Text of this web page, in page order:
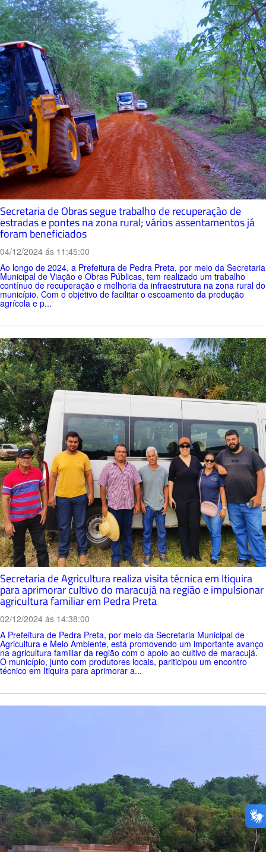
Secretaria de Obras segue trabalho de recuperação de
estradas e pontes na zona rural; vários assentamentos já
foram beneficiados
04/12/2024 ás 11:45:00
Ao longo de 2024, a Prefeitura de Pedra Preta, por meio da Secretaria
Municipal de Viação e Obras Públicas, tem realizado um trabalho
contínuo de recuperação e melhoria da infraestrutura na zona rural do
município. Com o objetivo de facilitar o escoamento da produção
agrícola e p...
Secretaria de Agricultura realiza visita técnica em Itiquira
para aprimorar cultivo do maracujá na região e impulsionar
agricultura familiar em Pedra Preta
02/12/2024 ás 14:38:00
A Prefeitura de Pedra Preta, por meio da Secretaria Municipal de
Agricultura e Meio Ambiente, está promovendo um importante avanço
na agricultura familiar da região com o apoio ao cultivo de maracujá.
O município, junto com produtores locais, pariticipou um encontro
técnico em Itiquira para aprimorar a...